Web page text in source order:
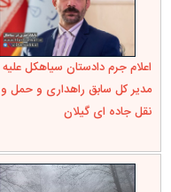
اعلام جرم دادستان سیاهکل علیه
مدیر کل سابق راهداری و حمل و
نقل جاده ای گیلان